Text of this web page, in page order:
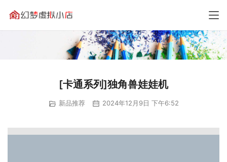
[卡通系列]独角兽娃娃机
新品推荐 2024年12月9日 下午6:52